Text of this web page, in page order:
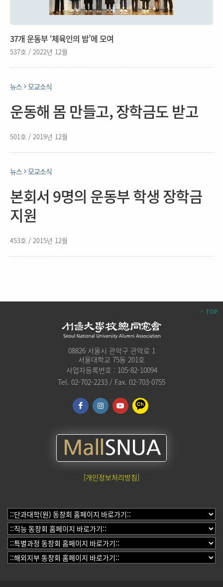
37개 운동부 ‘체육인의 밤’에 모여
537호 / 2022년 12월
뉴스 모교소식
운동해 몸 만들고, 장학금도 받고
501호 / 2019년 12월
뉴스 모교소식
본회서 9명의 운동부 학생 장학금
지원
453호 / 2015년 12월
TOP
08826 서울시 관악구 관악로 1
서울대학교 75동 201호
사업자등록번호 : 105-82-10094
Tel. 02-702-2233 / Fax. 02-703-0755
[개인정보처리방침]